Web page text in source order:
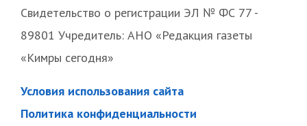
Свидетельство о регистрации ЭЛ № ФС 77 -
89801 Учредитель: АНО «Редакция газеты
«Кимры сегодня»
Условия использования сайта
Политика конфиденциальности